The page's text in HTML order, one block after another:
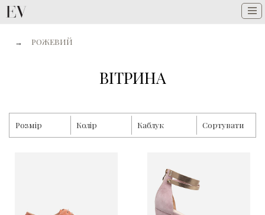
→ РОЖЕВИЙ
ВІТРИНА
Розмір Колір Каблук Сортувати